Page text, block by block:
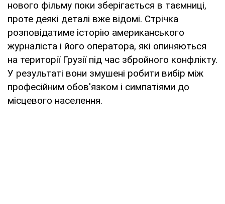
нового фільму поки зберігається в таємниці,
проте деякі деталі вже відомі. Стрічка
розповідатиме історію американського
журналіста і його оператора, які опиняються
на території Грузії під час збройного конфлікту.
У результаті вони змушені робити вибір між
професійним обов'язком і симпатіями до
місцевого населення.